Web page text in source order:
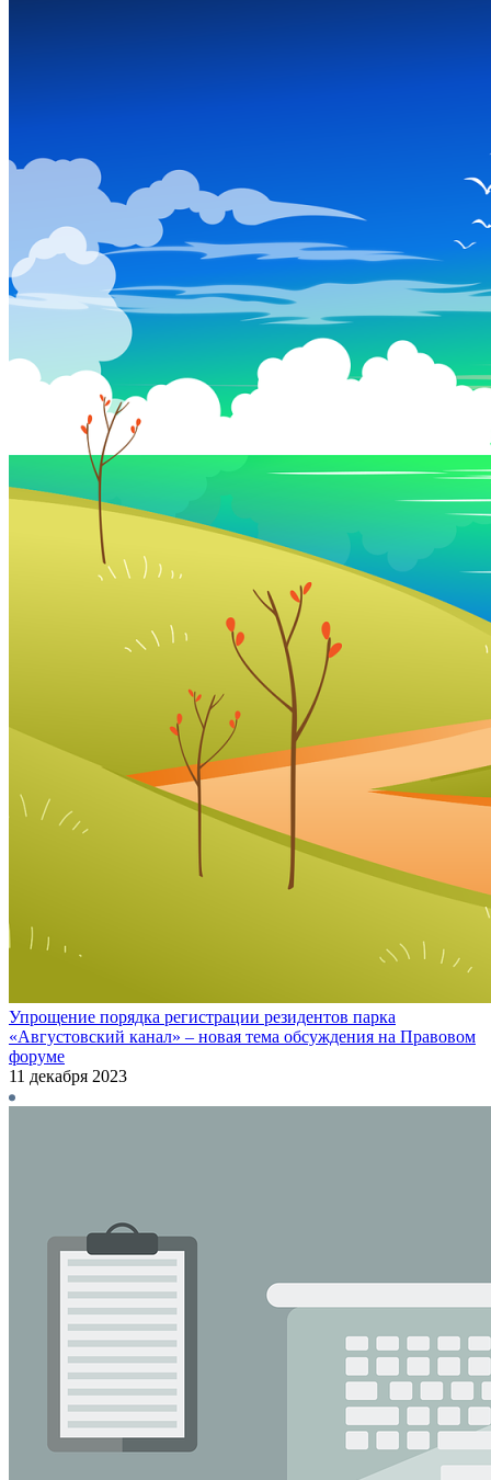
Упрощение порядка регистрации резидентов парка
«Августовский канал» – новая тема обсуждения на Правовом
форуме
11 декабря 2023